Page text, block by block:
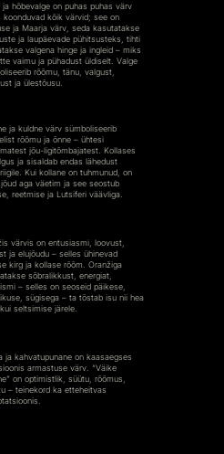
ja hõbevalge on puhas puhas värv
koonduvad kõik värvid; see on
ja Maarja värv, seda kasutatakse
ja laupäevade pühitsusteks, tihti
valgena hinge ja ingleid – miks
vaimu ja pühadust üldiselt. Valge
rõõmu, tänu, valgust,
ja ülestõusu.
ja kuldne värv sümboliseerib
rõõmu ja õnne – ühtesi
jõu-ligitõmbajatest. Kollases
ja sisaldab endas lähedust
Kui kollane on tuhmunud, on
aga väetim ja see seostub
reetmise ja Lutsiferi väävliga.
värvis on entusiasmi, loovust,
ja elujõudu – selles ühinevad
kirg ja kollase rõõm. Oranžiga
sõbralikkust, energiat,
– selles on seoseid päikese,
sügisega – ta tõstab isu nii hea
seltsimise järele.
ja kahvatupunane on kaasaegses
armastuse värv. “Väike
on optimistlik, süütu, rõõmus,
– teinekord ka etteheitvas